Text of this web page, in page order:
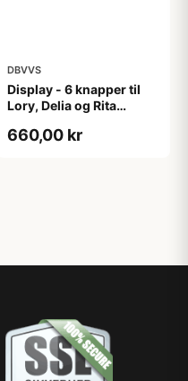
DBVVS
Display - 6 knapper til
Lory, Delia og Rita
660,00 kr